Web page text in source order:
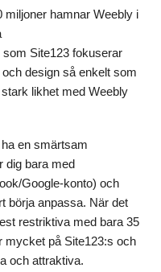
miljoner hamnar Weebly i
Site123 fokuserar
design så enkelt som
likhet med Weebly
en smärtsam
dig bara med
Google-konto) och
börja anpassa. När det
restriktiva med bara 35
mycket på Site123:s och
och attraktiva.